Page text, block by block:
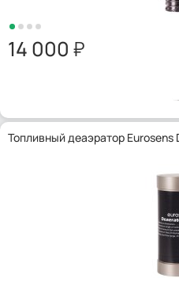
14 000
Топливный деаэратор